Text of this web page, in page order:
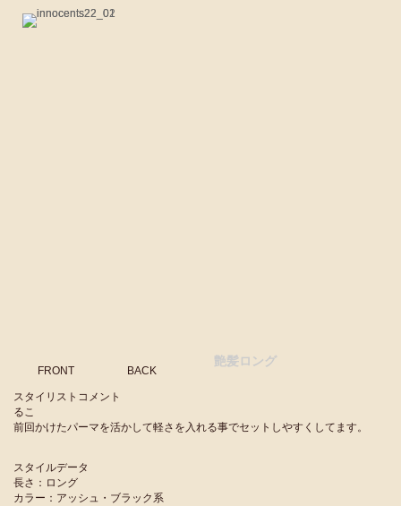
FRONT BACK
艶髪ロング
スタイリストコメント
るこ
前回かけたパーマを活かして軽さを入れる事でセットしやすくしてます。
スタイルデータ
長さ：ロング
カラー：アッシュ・ブラック系